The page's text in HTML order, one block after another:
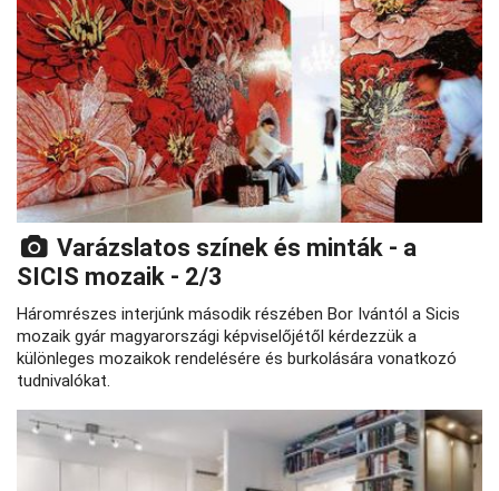
Varázslatos színek és minták - a
SICIS mozaik - 2/3
Háromrészes interjúnk második részében Bor Ivántól a Sicis
mozaik gyár magyarországi képviselőjétől kérdezzük a
különleges mozaikok rendelésére és burkolására vonatkozó
tudnivalókat.